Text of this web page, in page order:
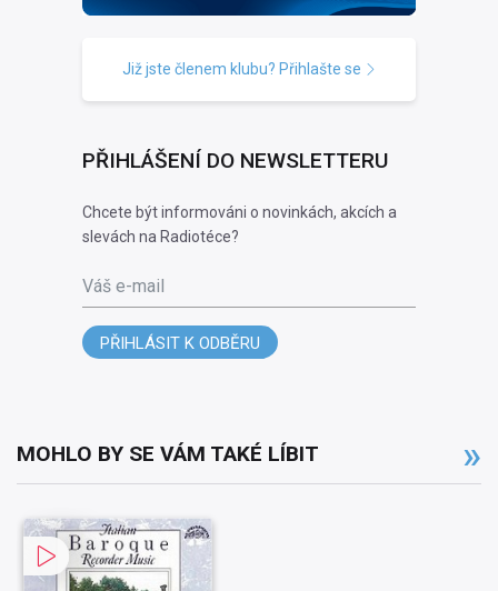
Již jste členem klubu? Přihlašte se
PŘIHLÁŠENÍ DO NEWSLETTERU
Chcete být informováni o novinkách, akcích a
slevách na Radiotéce?
Váš e-mail
PŘIHLÁSIT K ODBĚRU
MOHLO BY SE VÁM TAKÉ LÍBIT